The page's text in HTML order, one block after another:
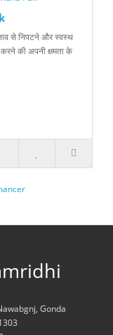
से निपटने और स्वस्थ
की अपनी क्षमता के
Gonda